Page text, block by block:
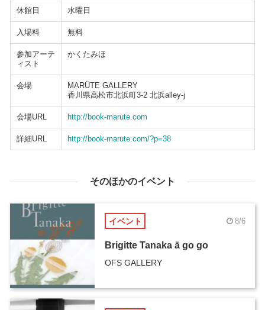
休館日 水曜日
入場料 無料
参加アーテ
ィスト
かくたみほ
会場
MARÜTE GALLERY
香川県高松市北浜町3-2 北浜alley-j
会場URL http://book-marute.com
詳細URL http://book-marute.com/?p=38
そのほかのイベント
イベント 8/6
Brigitte Tanaka ā go go
OFS GALLERY